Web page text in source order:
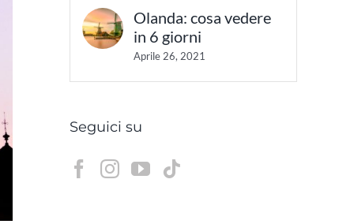
Olanda: cosa vedere
in 6 giorni
Aprile 26, 2021
Seguici su